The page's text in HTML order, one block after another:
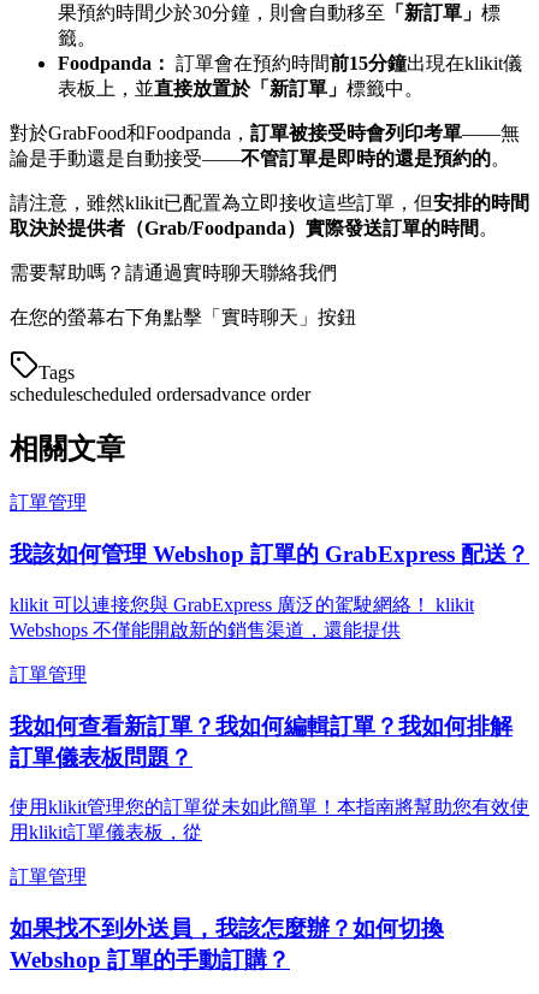
果預約時間少於30分鐘，則會自動移至 「新訂單」 標
籤。
Foodpanda： 訂單會在預約時間前15分鐘出現在klikit儀
表板上，並直接放置於「新訂單」 標籤中。
對於GrabFood和Foodpanda， 訂單被接受時會列印考單——無
論是手動還是自動接受——不管訂單是即時的還是預約的。
請注意，雖然klikit已配置為立即接收這些訂單，但安排的時間
取決於提供者（Grab/Foodpanda）實際發送訂單的時間 。
需要幫助嗎？請通過實時聊天聯絡我們
在您的螢幕右下角點擊「實時聊天」按鈕
Tags
schedulescheduled ordersadvance order
相關文章
訂單管理
我該如何管理 Webshop 訂單的 GrabExpress 配送？
klikit 可以連接您與 GrabExpress 廣泛的駕駛網絡！ klikit
Webshops 不僅能開啟新的銷售渠道，還能提供
訂單管理
我如何查看新訂單？我如何編輯訂單？我如何排解
訂單儀表板問題？
使用klikit管理您的訂單從未如此簡單！本指南將幫助您有效使
用klikit訂單儀表板，從
訂單管理
如果找不到外送員，我該怎麼辦？如何切換
Webshop 訂單的手動訂購？